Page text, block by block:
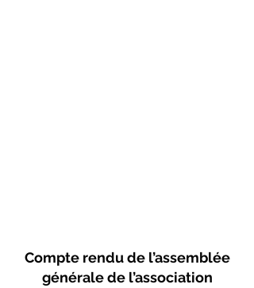
Compte rendu de l’assemblée
générale de l’association